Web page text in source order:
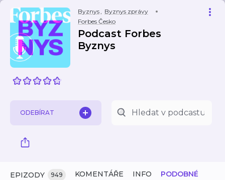
Byznys, Byznys zprávy
Forbes Česko
Podcast Forbes
Byznys
ODEBÍRAT
EPIZODY 949 KOMENTÁŘE INFO PODOBNÉ